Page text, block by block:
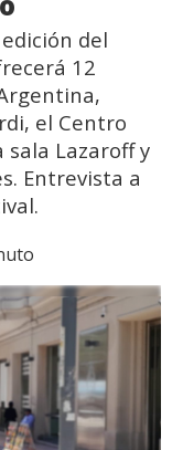
del
12
el Centro
Lazaroff y
Entrevista a